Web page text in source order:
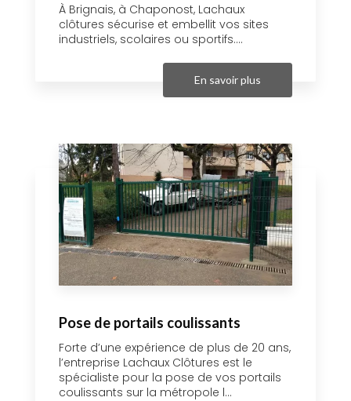
À Brignais, à Chaponost, Lachaux
clôtures sécurise et embellit vos sites
industriels, scolaires ou sportifs....
En savoir plus
Pose de portails coulissants
Forte d’une expérience de plus de 20 ans,
l’entreprise Lachaux Clôtures est le
spécialiste pour la pose de vos portails
coulissants sur la métropole l...